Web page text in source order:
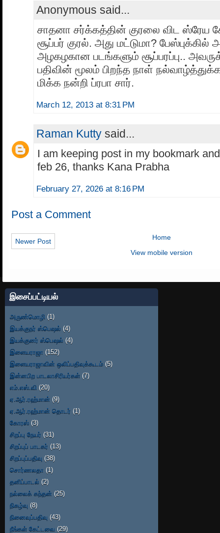
Anonymous said...
சாதனா சர்க்கத்தின் குரலை விட ஸ்ரேய
சூப்பர் குரல். அது மட்டுமா? பேஸ்புக்கில்
அழகழகான படங்களும் சூப்பரப்பு..
பதிவின் மூலம் பிறந்த நாள்
மிக்க நன்றி ப்ரபா சார்.
March 12, 2013 at 8:31 PM
Raman Kutty said...
I am keeping post in my bookmark
feb 26, thanks Kana Prabha
February 27, 2026 at 8:16 PM
Post a Comment
Newer Post
Home
View mobile version
இசைப்பட்டியல்
அருண்மொழி (1)
இயக்குநர் ஸ்பெஷல் (4)
இயக்குனர் ஸ்பெஷல் (4)
இளையராஜா (152)
இளையராஜாவின் ஒலிப்பதிவுக்கூடம் (5)
இன்னபிற பாடலாசிரியர்கள் (7)
எம்.எஸ்.வி (20)
ஏ.ஆர்.ரஹ்மான் (9)
ஏ.ஆர்.ரஹ்மான் தொடர் (1)
கோரஸ் (3)
சிறப்பு நேயர் (31)
சிறப்புப் பாடகர் (13)
சிறப்புப்பதிவு (38)
சொர்ணலதா (1)
தனிப்பாடல் (2)
நல்லைக் கந்தன் (25)
நிகழ்வு (8)
நினைவுப்பதிவு (43)
நீங்கள் கேட்டவை (29)